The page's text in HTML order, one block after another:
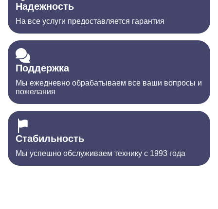
Надежность
На все услуги предоставляется гарантия
Поддержка
Мы ежедневно обрабатываем все ваши вопросы и
пожелания
Стабильность
Мы успешно обслуживаем технику с 1993 года